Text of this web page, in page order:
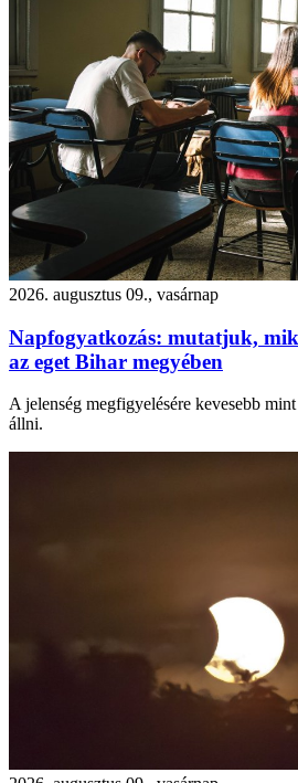
2026. augusztus 09., vasárnap
Napfogyatkozás: mutatjuk,
az eget Bihar megyében
A jelenség megfigyelésére kevesebb
állni.